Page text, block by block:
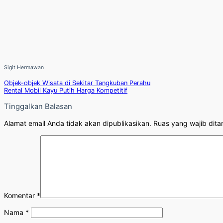
Sigit Hermawan
Objek-objek Wisata di Sekitar Tangkuban Perahu
Rental Mobil Kayu Putih Harga Kompetitif
Tinggalkan Balasan
Alamat email Anda tidak akan dipublikasikan. Ruas yang wajib
Komentar *
Nama *